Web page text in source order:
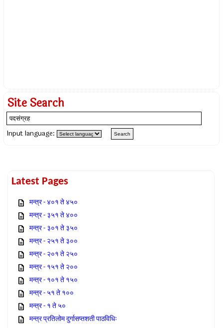
Site Search
Input language:
Latest Pages
मन्त्र - ४०१ ते ४५०
मन्त्र - ३५१ ते ४००
मन्त्र - ३०१ ते ३५०
मन्त्र - २५१ ते ३००
मन्त्र - २०१ ते २५०
मन्त्र - १५१ ते २००
मन्त्र - १०१ ते १५०
मन्त्र - ५१ ते १००
मन्त्र - १ ते ५०
मन्त्र प्रतिलोम दुर्गासप्तशती पाठविधिः